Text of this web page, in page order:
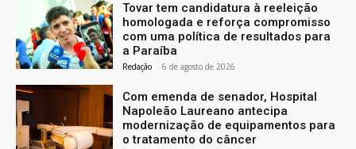
Tovar tem candidatura à reeleição
homologada e reforça compromisso
com uma política de resultados para
a Paraíba
Redação - 6 de agosto de 2026
Com emenda de senador, Hospital
Napoleão Laureano antecipa
modernização de equipamentos para
o tratamento do câncer